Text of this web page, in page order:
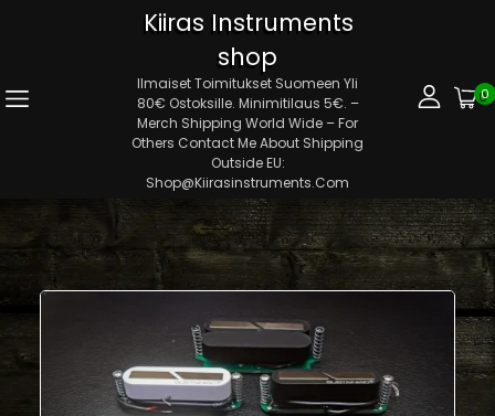
Kiiras Instruments
shop
Ilmaiset Toimitukset Suomeen Yli
80€ Ostoksille. Minimitilaus 5€. –
Merch Shipping World Wide – For
Others Contact Me About Shipping
Outside EU:
Shop@kiirasinstruments.com
0